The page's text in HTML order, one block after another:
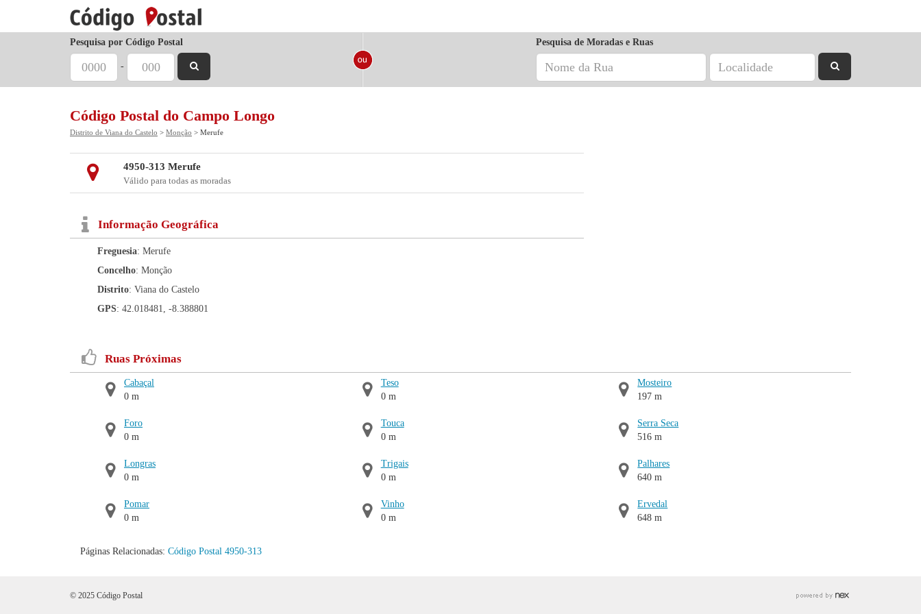
Pesquisa por Código Postal
-
Pesquisa de Moradas e Ruas
Código Postal do Campo Longo
Distrito de Viana do Castelo > Monção > Merufe
4950-313 Merufe
Válido para todas as moradas
Informação Geográfica
Freguesia: Merufe
Concelho: Monção
Distrito: Viana do Castelo
GPS: 42.018481, -8.388801
Ruas Próximas
Cabaçal
0 m
Foro
0 m
Longras
0 m
Pomar
0 m
Teso
0 m
Touca
0 m
Trigais
0 m
Vinho
0 m
Mosteiro
197 m
Serra Seca
516 m
Palhares
640 m
Ervedal
648 m
Páginas Relacionadas: Código Postal 4950-313
© 2025 Código Postal